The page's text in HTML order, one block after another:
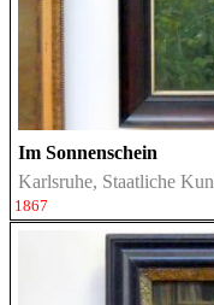
Im Sonnenschein
Karlsruhe, Staatliche
1867